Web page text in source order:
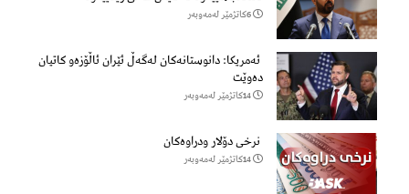
6كاتژمێر لەمەوبەر
ئەمریکا: دانوستانەکان لەگەڵ ئێران ئاڵۆزەو کاتیان
دەوێت
14كاتژمێر لەمەوبەر
نرخی دۆلار ودراوەکان
14كاتژمێر لەمەوبەر